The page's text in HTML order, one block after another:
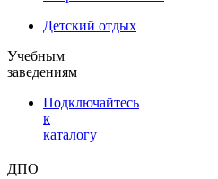
Детский отдых
Учебным
заведениям
Подключайтесь
к
каталогу
ДПО